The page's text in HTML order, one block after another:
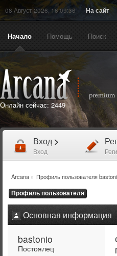
08 Август 2026, 16:09:36 На сайт
Начало Помощь Поиск
Онлайн сейчас: 2449
Вход >
Вход
Arcana» Профиль пользователя
Профиль пользователя
Основная информация
bastonio
Постоялец